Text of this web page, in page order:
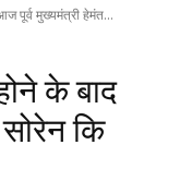
पूर्व मुख्यमंत्री हेमंत...
के बाद
कि